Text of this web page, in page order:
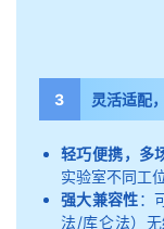
3 灵活适配
轻巧便携，多
实验室不同工
强大兼容性：
法/库仑法）